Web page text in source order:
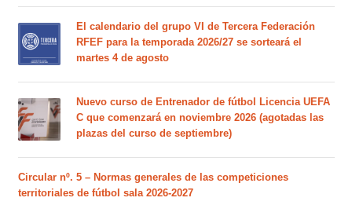
El calendario del grupo VI de Tercera Federación
RFEF para la temporada 2026/27 se sorteará el
martes 4 de agosto
Nuevo curso de Entrenador de fútbol Licencia UEFA
C que comenzará en noviembre 2026 (agotadas las
plazas del curso de septiembre)
Circular nº. 5 – Normas generales de las competiciones
territoriales de fútbol sala 2026-2027